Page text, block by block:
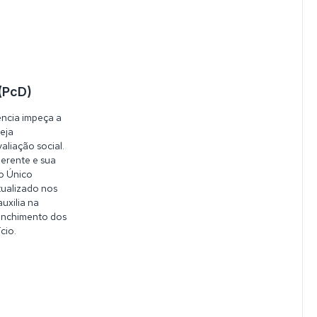
impeça a
social.
e sua
Único
nos
na
dos